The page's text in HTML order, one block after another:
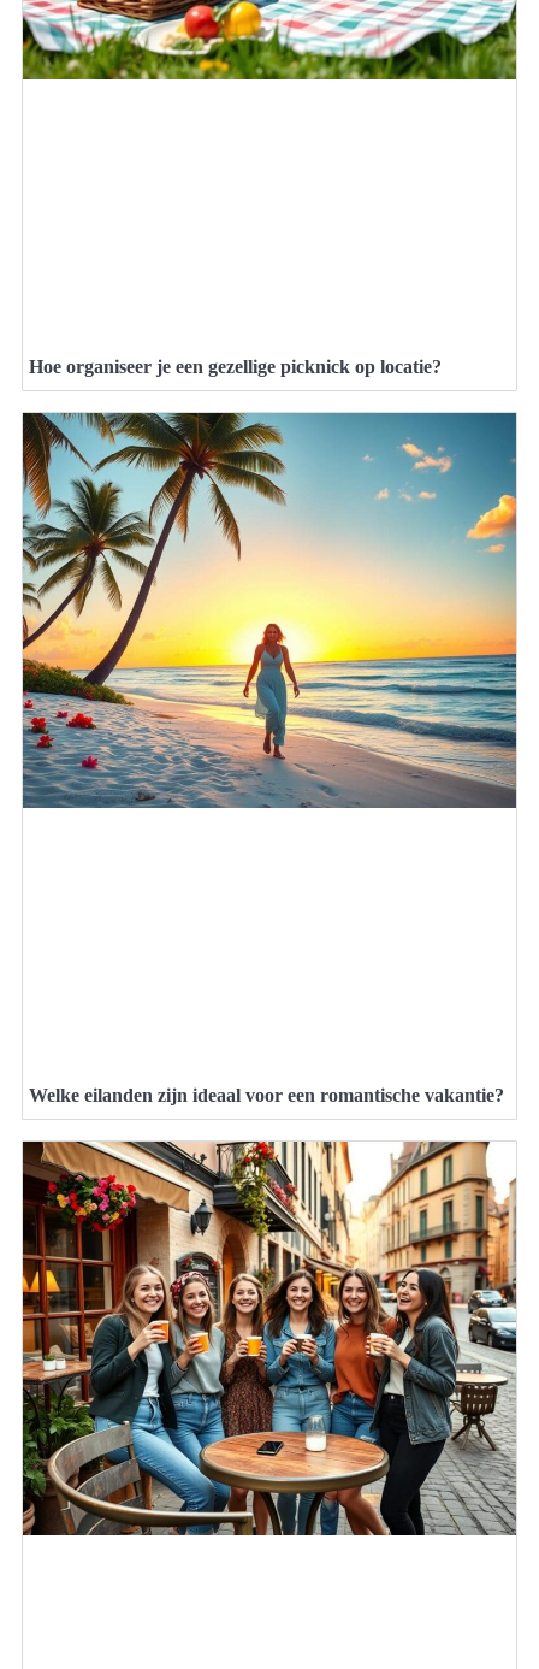
Hoe organiseer je een gezellige picknick op locatie?
Welke eilanden zijn ideaal voor een romantische vakantie?